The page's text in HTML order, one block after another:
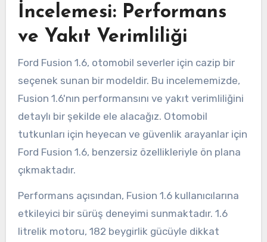
İncelemesi: Performans
ve Yakıt Verimliliği
Ford Fusion 1.6, otomobil severler için cazip bir
seçenek sunan bir modeldir. Bu incelememizde,
Fusion 1.6'nın performansını ve yakıt verimliliğini
detaylı bir şekilde ele alacağız. Otomobil
tutkunları için heyecan ve güvenlik arayanlar için
Ford Fusion 1.6, benzersiz özellikleriyle ön plana
çıkmaktadır.
Performans açısından, Fusion 1.6 kullanıcılarına
etkileyici bir sürüş deneyimi sunmaktadır. 1.6
litrelik motoru, 182 beygirlik gücüyle dikkat